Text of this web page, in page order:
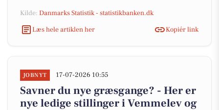
Kilde: Danmarks Statistik - statistikbanken.dk
Læs hele artiklen her
Kopiér link
JOBNYT 17-07-2026 10:55
Savner du nye græsgange? - Her er
nye ledige stillinger i Vemmelev og